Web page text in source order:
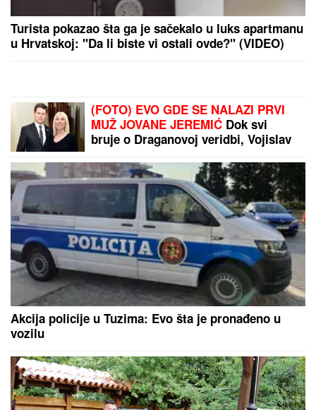
HAOS U EMISIJI!Gledateljka se
GUŠILA U SUZAMA zbog Maje
Marinković, jecala na sav glas:
"Mnogo mi je teško"